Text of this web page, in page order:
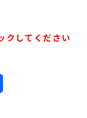
クしてください